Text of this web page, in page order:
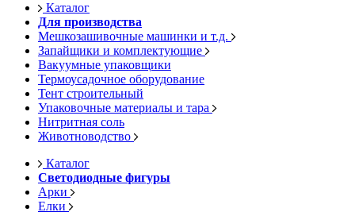
Каталог
Для производства
Мешкозашивочные машинки и т.д.
Запайщики и комплектующие
Вакуумные упаковщики
Термоусадочное оборудование
Тент строительный
Упаковочные материалы и тара
Нитритная соль
Животноводство
Каталог
Светодиодные фигуры
Арки
Елки